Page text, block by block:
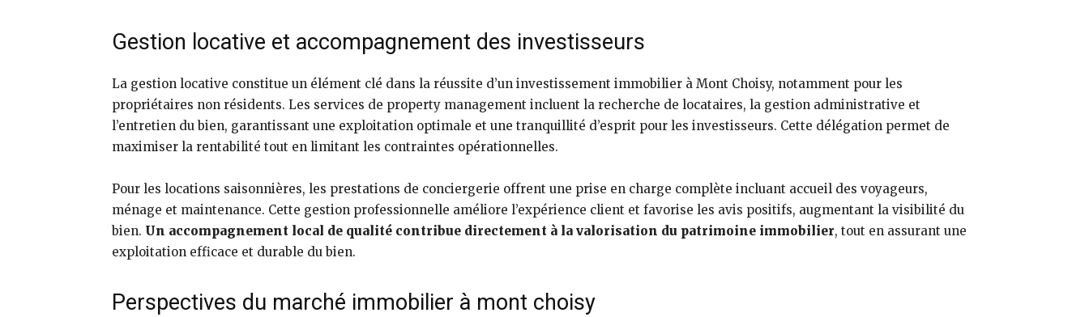
Gestion locative et accompagnement des investisseurs
La gestion locative constitue un élément clé dans la réussite d’un investissement immobilier à Mont Choisy, notamment pour les
propriétaires non résidents. Les services de property management incluent la recherche de locataires, la gestion administrative et
l’entretien du bien, garantissant une exploitation optimale et une tranquillité d’esprit pour les investisseurs. Cette délégation permet de
maximiser la rentabilité tout en limitant les contraintes opérationnelles.
Pour les locations saisonnières, les prestations de conciergerie offrent une prise en charge complète incluant accueil des voyageurs,
ménage et maintenance. Cette gestion professionnelle améliore l’expérience client et favorise les avis positifs, augmentant la visibilité du
bien. Un accompagnement local de qualité contribue directement à la valorisation du patrimoine immobilier, tout en assurant une
exploitation efficace et durable du bien.
Perspectives du marché immobilier à mont choisy